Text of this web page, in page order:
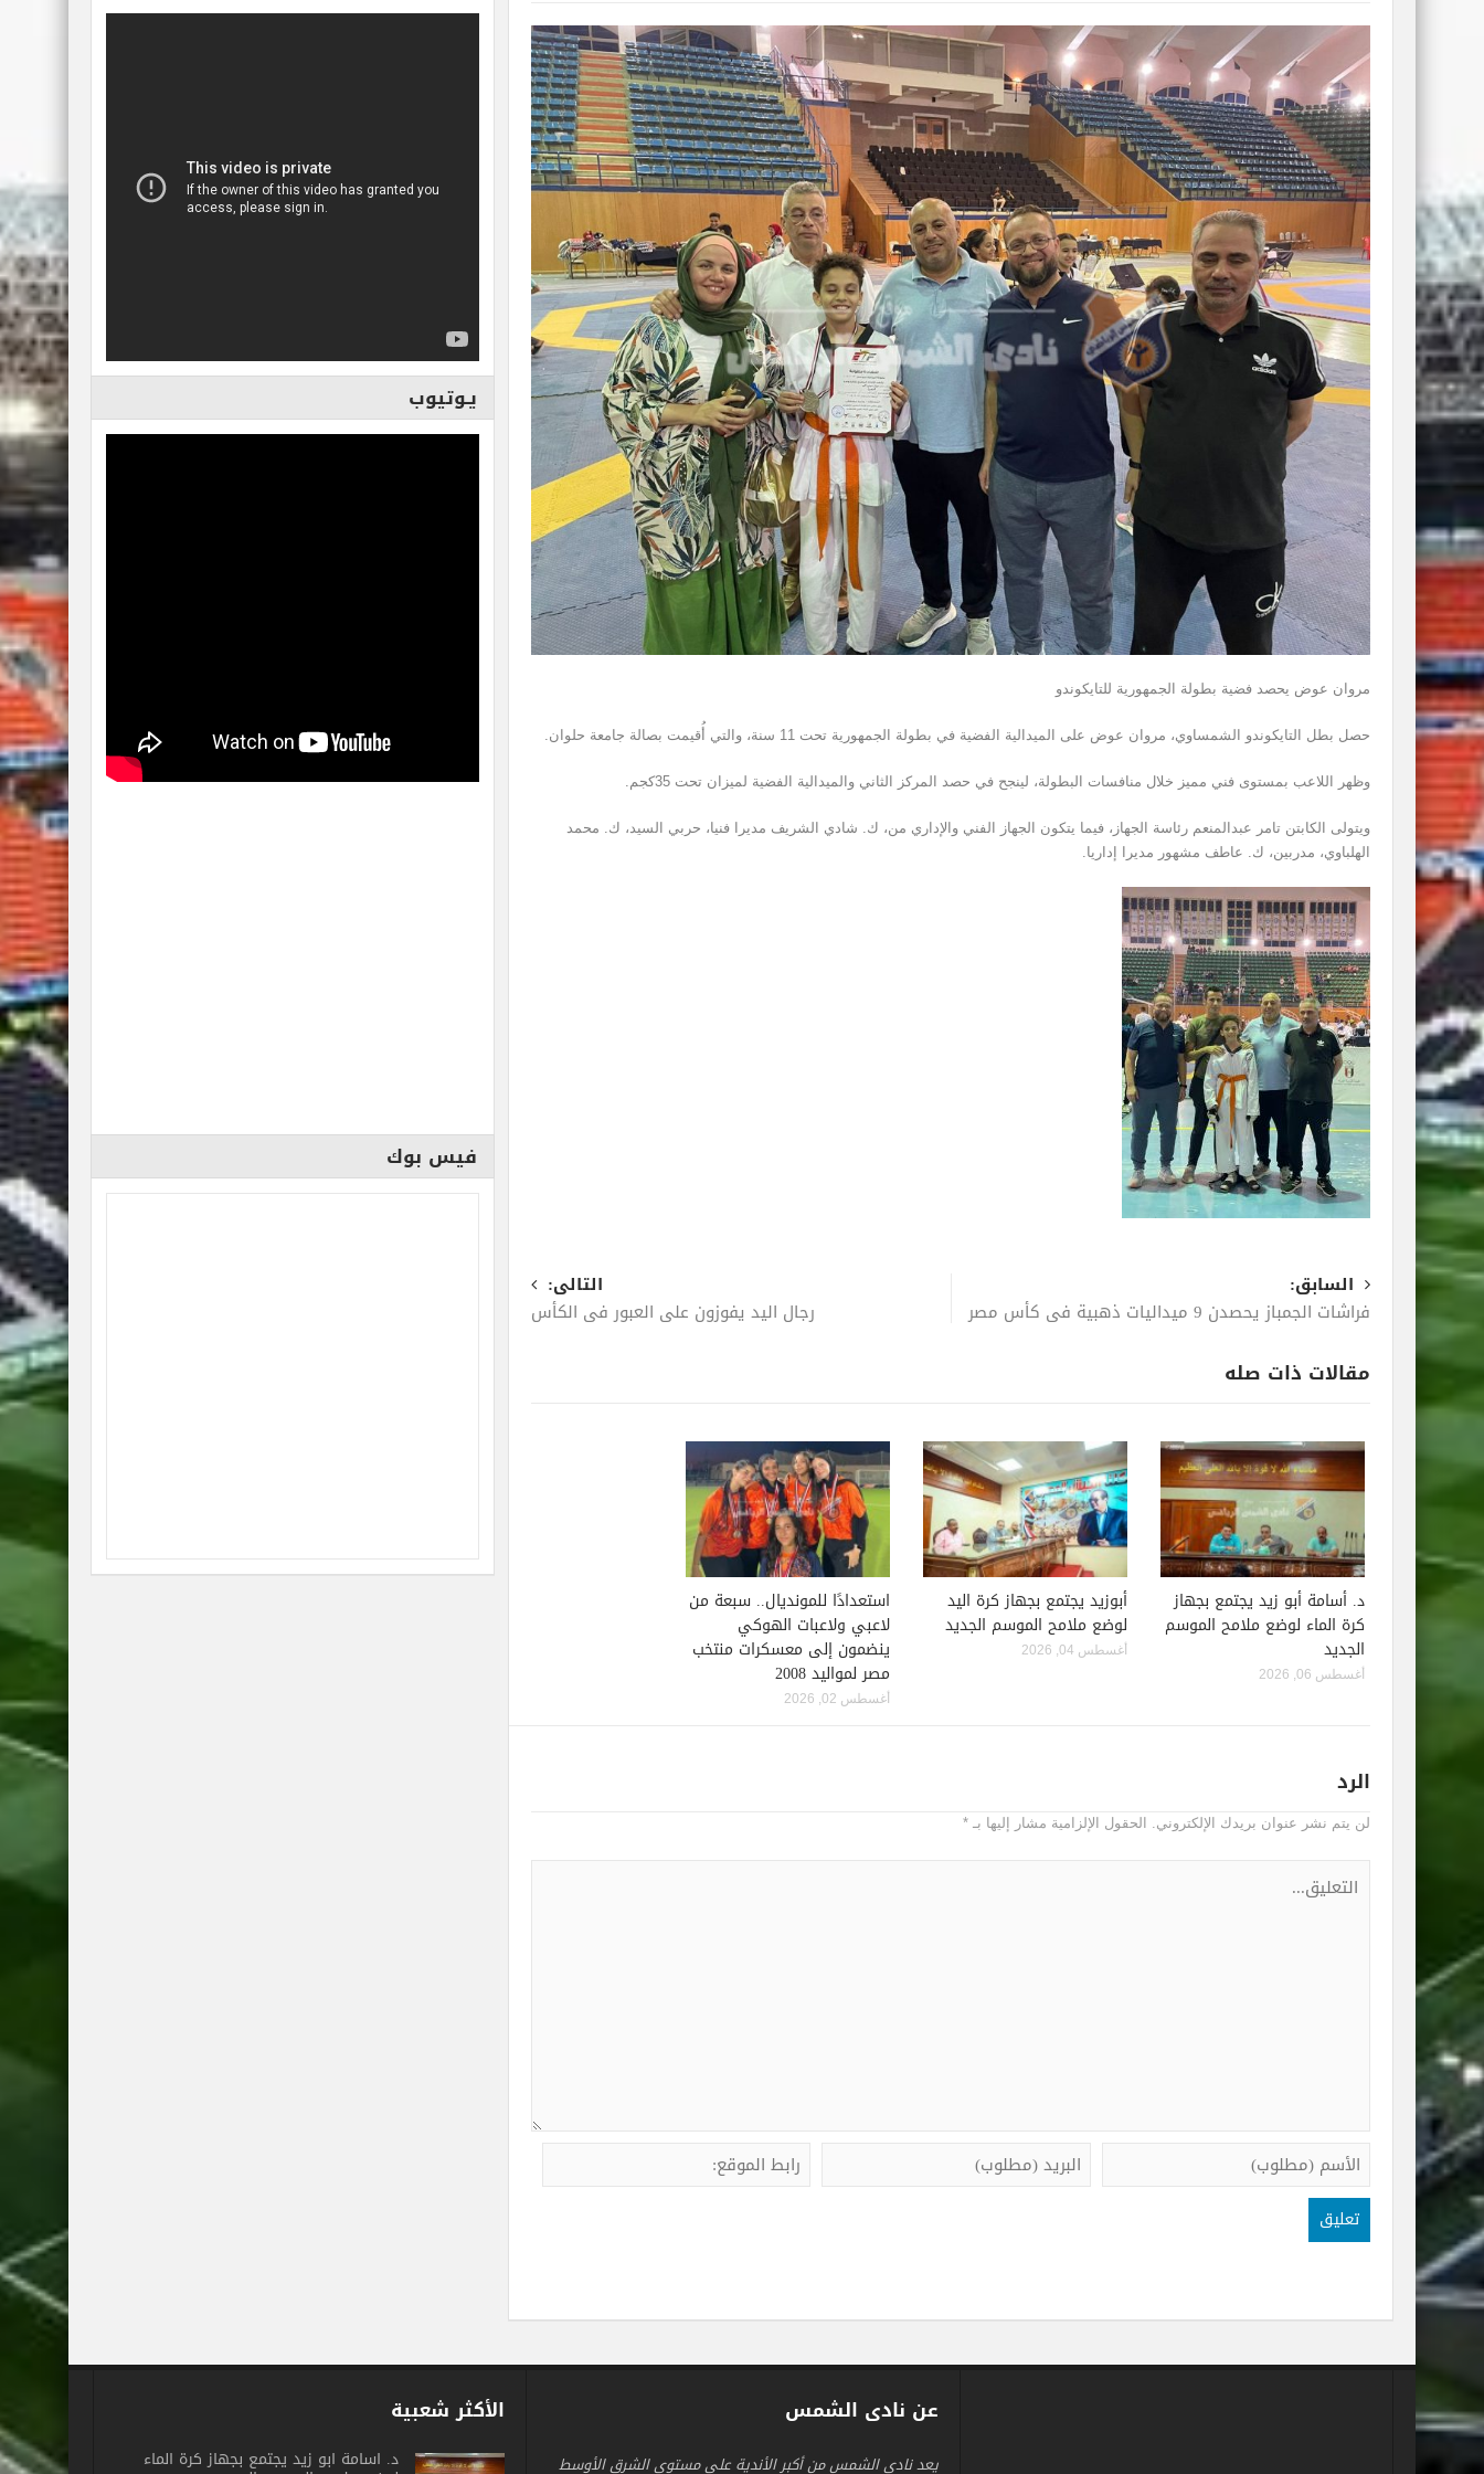
مروان عوض يحصد فضية بطولة الجمهورية للتايكوندو
حصل بطل التايكوندو الشمساوي، مروان عوض على الميدالية الفضية في بطولة الجمهورية تحت 11 سنة، والتي أُقيمت بصالة جامعة حلوان.
وظهر اللاعب بمستوى فني مميز خلال منافسات البطولة، لينجح في حصد المركز الثاني والميدالية الفضية لميزان تحت 35كجم.
ويتولى الكابتن تامر عبدالمنعم رئاسة الجهاز، فيما يتكون الجهاز الفني والإداري من، ك. شادي الشريف مديرا فنيا، حربي السيد، ك. محمد
الهلباوي، مدربين، ك. عاطف مشهور مديرا إداريا.
السابق:
فراشات الجمباز يحصدن 9 ميداليات ذهبية في كأس مصر
التالى:
رجال اليد يفوزون على العبور في الكأس
مقالات ذات صله
د. أسامة أبو زيد يجتمع بجهاز
كرة الماء لوضع ملامح الموسم
الجديد
أغسطس 06, 2026
أبوزيد يجتمع بجهاز كرة اليد
لوضع ملامح الموسم الجديد
أغسطس 04, 2026
استعدادًا للمونديال.. سبعة من
لاعبي ولاعبات الهوكي
ينضمون إلى معسكرات منتخب
مصر لمواليد 2008
أغسطس 02, 2026
الرد
لن يتم نشر عنوان بريدك الإلكتروني. الحقول الإلزامية مشار إليها بـ *
يـوتيوب
فيس بوك
عن نادى الشمس
يعد نادي الشمس من أكبر الأندية على مستوى الشرق الأوسط
الأكثر شعبية
د. أسامة أبو زيد يجتمع بجهاز كرة الماء